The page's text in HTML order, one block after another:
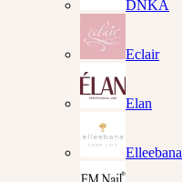
DNKA
Eclair
Elan
Elleebana